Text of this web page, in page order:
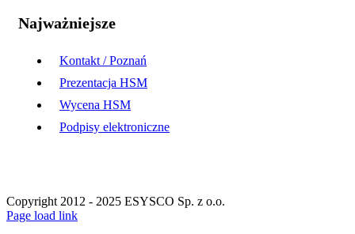
Najważniejsze
Kontakt / Poznań
Prezentacja HSM
Wycena HSM
Podpisy elektroniczne
Copyright 2012 - 2025 ESYSCO Sp. z o.o.
Facebook
X
Instagram
Pinterest
Page load link